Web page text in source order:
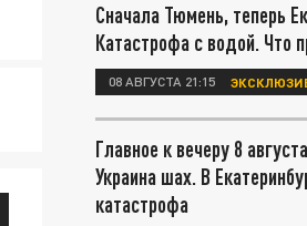
Сначала Тюмень, теперь
Катастрофа с водой. Что
08 АВГУСТА 21:15
Главное к вечеру 8
Украина шах. В
катастрофа